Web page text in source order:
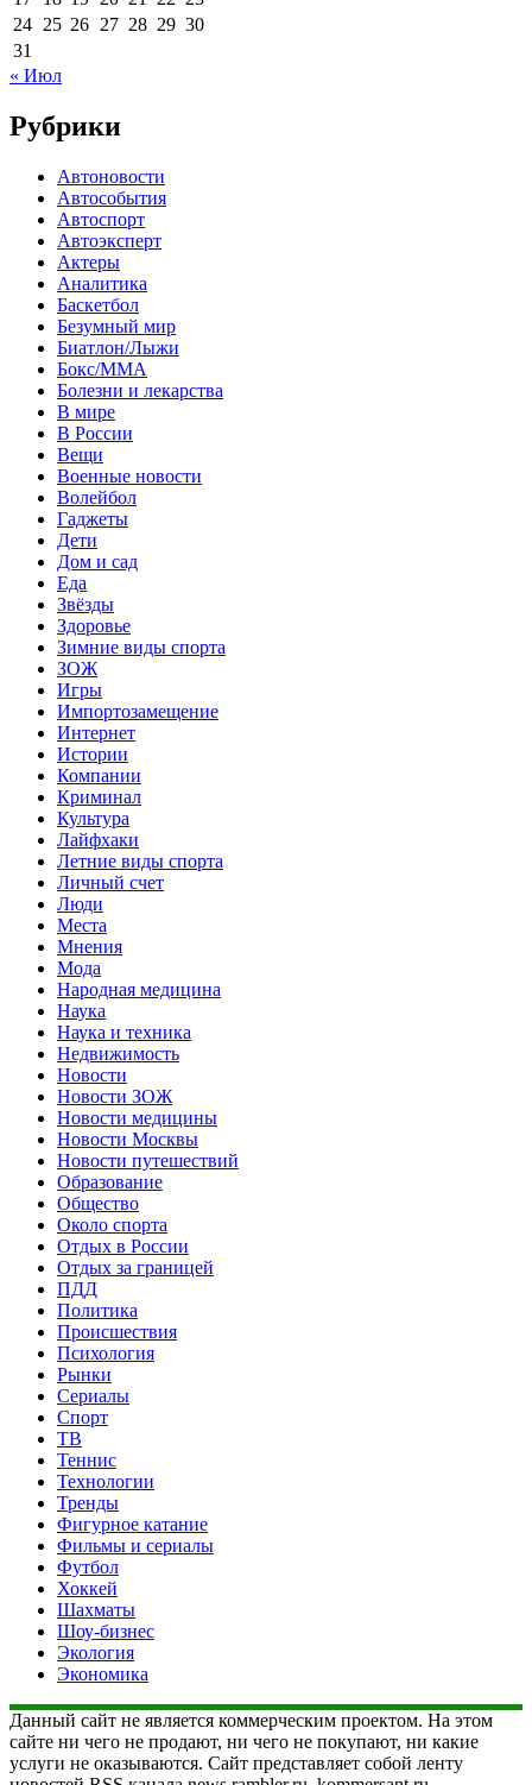
24 25 26 27 28 29 30
31
« Июл
Рубрики
Автоновости
Автособытия
Автоспорт
Автоэксперт
Актеры
Аналитика
Баскетбол
Безумный мир
Биатлон/Лыжи
Бокс/MMA
Болезни и лекарства
В мире
В России
Вещи
Военные новости
Волейбол
Гаджеты
Дети
Дом и сад
Еда
Звёзды
Здоровье
Зимние виды спорта
ЗОЖ
Игры
Импортозамещение
Интернет
Истории
Компании
Криминал
Культура
Лайфхаки
Летние виды спорта
Личный счет
Люди
Места
Мнения
Мода
Народная медицина
Наука
Наука и техника
Недвижимость
Новости
Новости ЗОЖ
Новости медицины
Новости Москвы
Новости путешествий
Образование
Общество
Около спорта
Отдых в России
Отдых за границей
ПДД
Политика
Происшествия
Психология
Рынки
Сериалы
Спорт
ТВ
Теннис
Технологии
Тренды
Фигурное катание
Фильмы и сериалы
Футбол
Хоккей
Шахматы
Шоу-бизнес
Экология
Экономика
Данный сайт не является коммерческим проектом. На этом
сайте ни чего не продают, ни чего не покупают, ни какие
услуги не оказываются. Сайт представляет собой ленту